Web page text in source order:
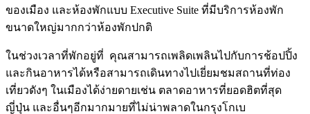
ของเมือง และห้องพักแบบ Executive Suite ที่มีบริการห้องพัก
ขนาดใหญ่มากกว่าห้องพักปกติ
ในช่วงเวลาที่พักอยู่ที่ คุณสามารถเพลิดเพลินไปกับการช้อปปิ้ง
และกินอาหารได้หรือสามารถเดินทางไปเยี่ยมชมสถานที่ท่อง
เที่ยวดังๆ ในเมืองได้ง่ายดายเช่น ตลาดอาหารที่ยอดฮิตที่สุด
ญี่ปุ่น และอื่นๆอีกมากมายที่ไม่น่าพลาดในกรุงโกเบ